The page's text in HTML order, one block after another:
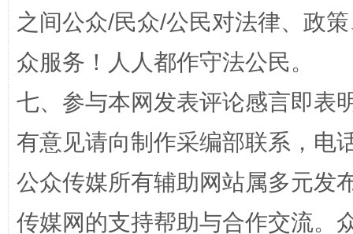
之间公众/民众/公民对法律、政
众服务！人人都作守法公民。
七、参与本网发表评论感言即表
有意见请向制作采编部联系，电
公众传媒所有辅助网站属多元发
传媒网的支持帮助与合作交流。